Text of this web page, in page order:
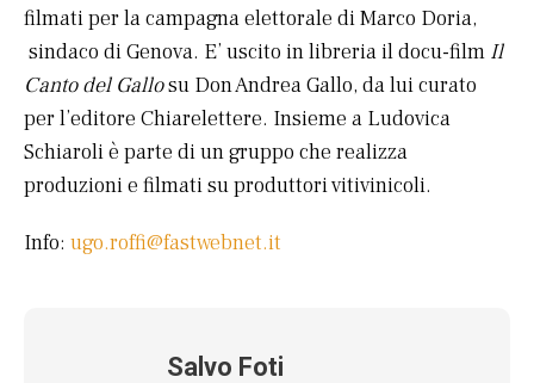
filmati per la campagna elettorale di Marco Doria,
sindaco di Genova. E’ uscito in libreria il docu-film Il
Canto del Gallosu Don Andrea Gallo, da lui curato
per l’editore Chiarelettere. Insieme a Ludovica
Schiaroli è parte di un gruppo che realizza
produzioni e filmati su produttori vitivinicoli.
Info: ugo.roffi@fastwebnet.it
Salvo Foti